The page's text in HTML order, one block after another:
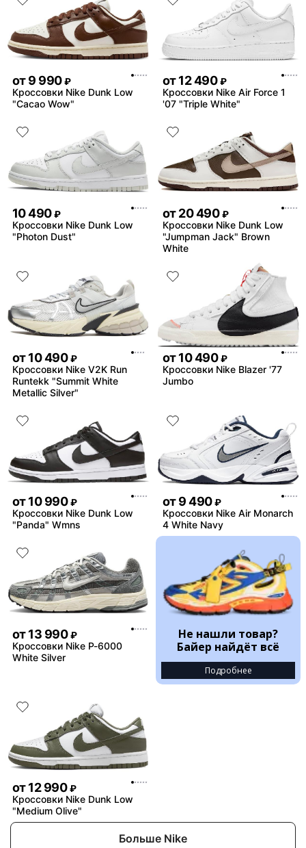
от9 990 ₽
Кроссовки Nike Dunk Low
"Cacao Wow"
от12 490 ₽
Кроссовки Nike Air Force 1
'07 "Triple White"
10 490 ₽
Кроссовки Nike Dunk Low
"Photon Dust"
от20 490 ₽
Кроссовки Nike Dunk Low
"Jumpman Jack" Brown
White
от10 490 ₽
Кроссовки Nike V2K Run
Runtekk "Summit White
Metallic Silver"
от10 490 ₽
Кроссовки Nike Blazer '77
Jumbo
от10 990 ₽
Кроссовки Nike Dunk Low
"Panda" Wmns
от9 490 ₽
Кроссовки Nike Air Monarch
4 White Navy
от13 990 ₽
Кроссовки Nike P-6000
White Silver
Не нашли товар?
Байер найдёт всё
Подробнее
от12 990 ₽
Кроссовки Nike Dunk Low
"Medium Olive"
Больше Nike